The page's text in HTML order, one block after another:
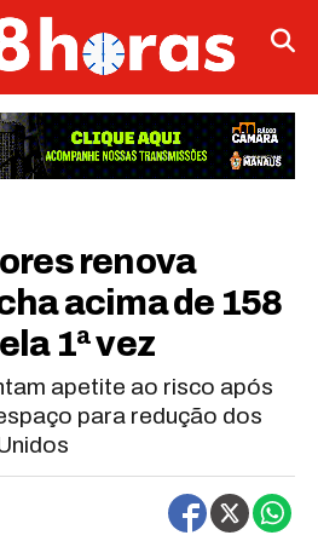
renova
acima de 158
1ª vez
apetite ao risco após
para redução dos